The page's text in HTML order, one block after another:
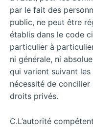
par le fait des
public, ne peut être
établis dans le code
particulier à
ni générale, ni
qui varient suivant
nécessité de concilier
droits privés.
C.L’autorité